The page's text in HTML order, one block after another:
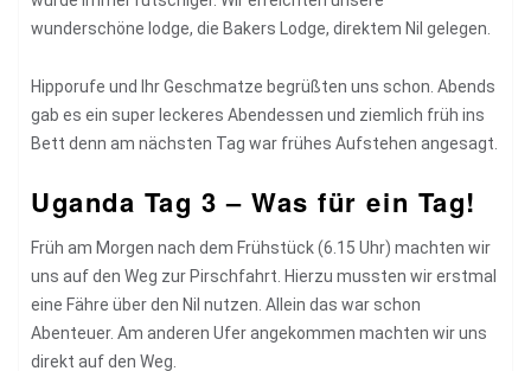
wunderschöne lodge, die Bakers Lodge, direktem Nil gelegen.
Hipporufe und Ihr Geschmatze begrüßten uns schon. Abends
gab es ein super leckeres Abendessen und ziemlich früh ins
Bett denn am nächsten Tag war frühes Aufstehen angesagt.
Uganda Tag 3 – Was für ein Tag!
Früh am Morgen nach dem Frühstück (6.15 Uhr) machten wir
uns auf den Weg zur Pirschfahrt. Hierzu mussten wir erstmal
eine Fähre über den Nil nutzen. Allein das war schon
Abenteuer. Am anderen Ufer angekommen machten wir uns
direkt auf den Weg.